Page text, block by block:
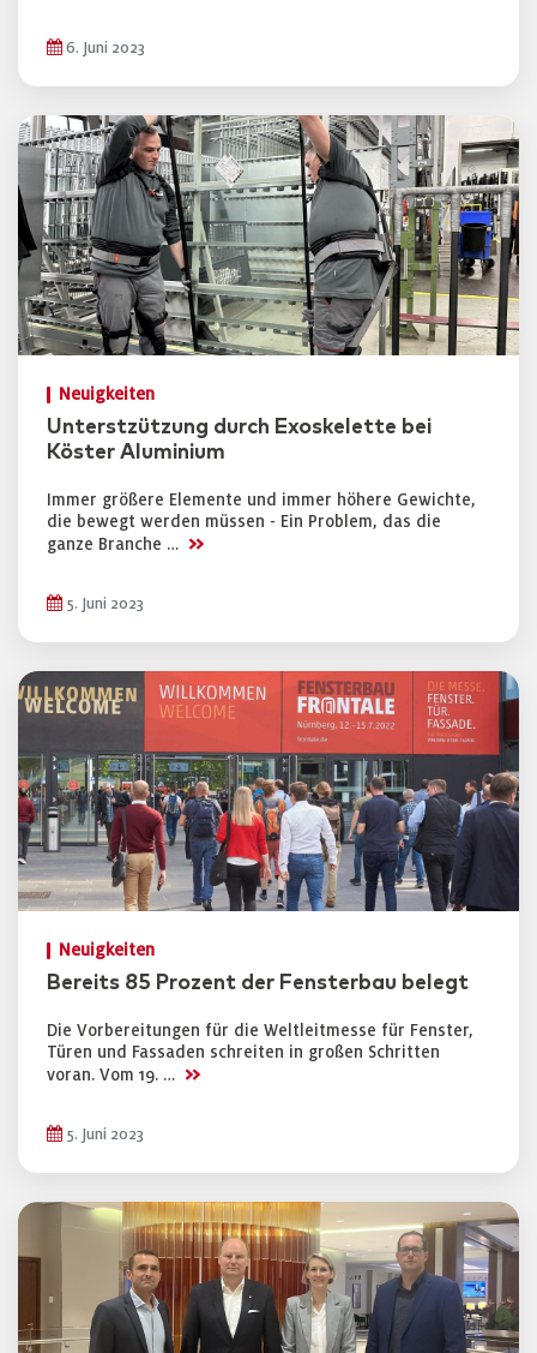
6. Juni 2023
Neuigkeiten
Unterstzützung durch Exoskelette bei
Köster Aluminium
Immer größere Elemente und immer höhere Gewichte,
die bewegt werden müssen - Ein Problem, das die
ganze Branche … >>
5. Juni 2023
Neuigkeiten
Bereits 85 Prozent der Fensterbau belegt
Die Vorbereitungen für die Weltleitmesse für Fenster,
Türen und Fassaden schreiten in großen Schritten
voran. Vom 19. … >>
5. Juni 2023